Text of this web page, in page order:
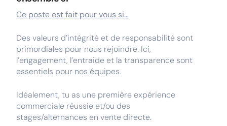
Ce poste est fait pour vous si…
Des valeurs d’intégrité et de responsabilité sont
primordiales pour nous rejoindre. Ici,
l’engagement, l’entraide et la transparence sont
essentiels pour nos équipes.
Idéalement, tu as une première expérience
commerciale réussie et/ou des
stages/alternances en vente directe.